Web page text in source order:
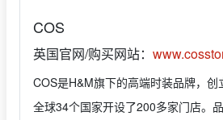
COS
英国官网/购买网站：
COS是H&M旗下的高端时装品牌，
全球34个国家开设了200多家门店。